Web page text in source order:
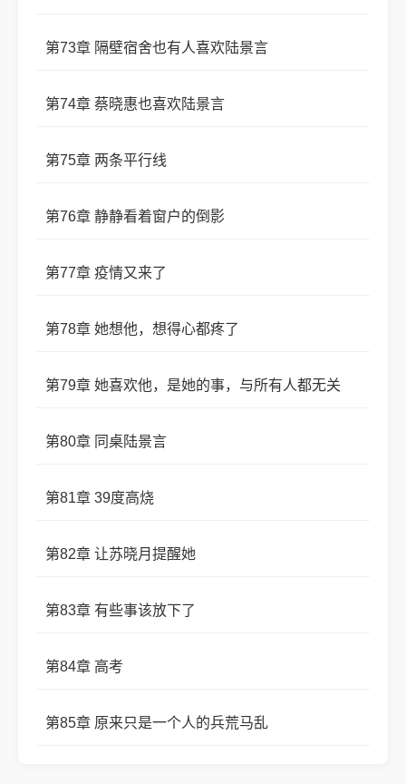
第73章 隔壁宿舍也有人喜欢陆景言
第74章 蔡晓惠也喜欢陆景言
第75章 两条平行线
第76章 静静看着窗户的倒影
第77章 疫情又来了
第78章 她想他，想得心都疼了
第79章 她喜欢他，是她的事，与所有人都无关
第80章 同桌陆景言
第81章 39度高烧
第82章 让苏晓月提醒她
第83章 有些事该放下了
第84章 高考
第85章 原来只是一个人的兵荒马乱